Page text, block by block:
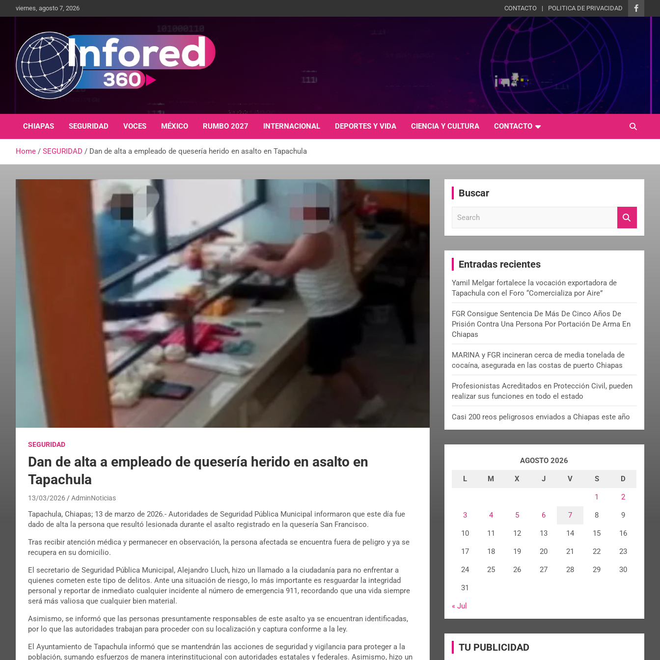
viernes, agosto 7, 2026 CONTACTO POLITICA DE PRIVACIDAD
infored360.mx
CHIAPAS SEGURIDAD VOCES MÉXICO RUMBO 2027 INTERNACIONAL DEPORTES Y VIDA CIENCIA Y CULTURA CONTACTO
Home SEGURIDAD Dan de alta a empleado de quesería herido en asalto en Tapachula
SEGURIDAD
Dan de alta a empleado de quesería herido en asalto en
Tapachula
13/03/2026 AdminNoticias
Tapachula, Chiapas; 13 de marzo de 2026.- Autoridades de Seguridad Pública Municipal informaron que este día fue
dado de alta la persona que resultó lesionada durante el asalto registrado en la quesería San Francisco.
Tras recibir atención médica y permanecer en observación, la persona afectada se encuentra fuera de peligro y ya se
recupera en su domicilio.
El secretario de Seguridad Pública Municipal, Alejandro Lluch, hizo un llamado a la ciudadanía para no enfrentar a
quienes cometen este tipo de delitos. Ante una situación de riesgo, lo más importante es resguardar la integridad
personal y reportar de inmediato cualquier incidente al número de emergencia 911, recordando que una vida siempre
será más valiosa que cualquier bien material.
Asimismo, se informó que las personas presuntamente responsables de este asalto ya se encuentran identificadas,
por lo que las autoridades trabajan para proceder con su localización y captura conforme a la ley.
El Ayuntamiento de Tapachula informó que se mantendrán las acciones de seguridad y vigilancia para proteger a la
población, sumando esfuerzos de manera interinstitucional con autoridades estatales y federales. Asimismo, hizo un
Buscar
c
Entradas recientes
Yamil Melgar fortalece la vocación exportadora de
Tapachula con el Foro “Comercializa por Aire”
FGR Consigue Sentencia De Más De Cinco Años De
Prisión Contra Una Persona Por Portación De Arma En
Chiapas
MARINA y FGR incineran cerca de media tonelada de
cocaína, asegurada en las costas de puerto Chiapas
Profesionistas Acreditados en Protección Civil, pueden
realizar sus funciones en todo el estado
Casi 200 reos peligrosos enviados a Chiapas este año
AGOSTO 2026
L M X J V S D
1 2
3 4 5 6 7 8 9
10 11 12 13 14 15 16
17 18 19 20 21 22 23
24 25 26 27 28 29 30
31
« Jul
TU PUBLICIDAD